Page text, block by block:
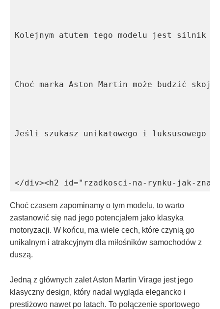
Kolejnym atutem tego modelu jest silnik
Choć marka Aston Martin może budzić
Jeśli szukasz unikatowego i luksusowego
</div><h2 id="rzadkosci-na-rynku-jak-
Choć czasem zapominamy o tym modelu, to warto
zastanowić się nad jego potencjałem⁤ jako ‍klasyka
motoryzacji. W końcu, ma wiele‍ cech, które czynią go
unikalnym i atrakcyjnym dla⁤ miłośników samochodów z
duszą.
Jedną z⁤ głównych zalet Aston ⁣Martin Virage jest jego
klasyczny design, który ⁢nadal wygląda elegancko i
prestiżowo ‌nawet ‍po latach. To połączenie sportowego